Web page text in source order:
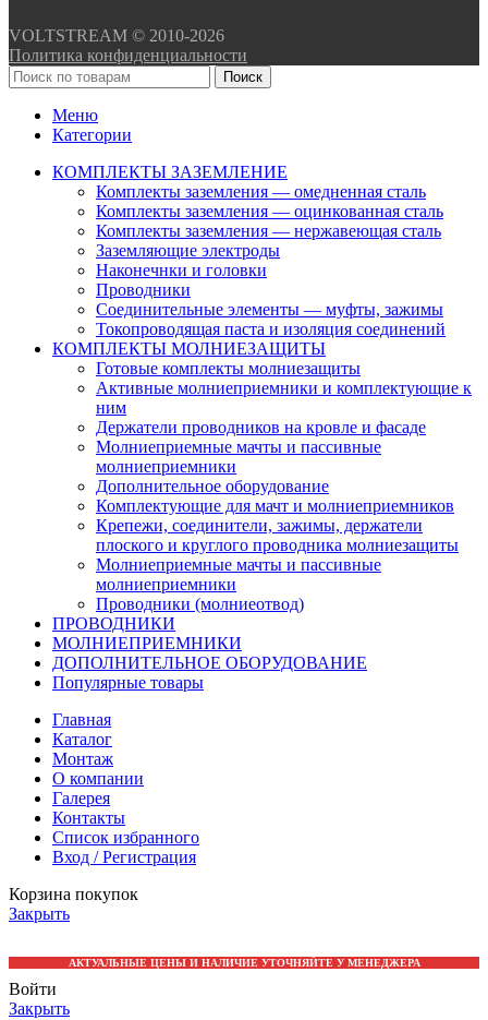
VOLTSTREAM © 2010-2026
Политика конфиденциальности
Поиск
Меню
Категории
КОМПЛЕКТЫ ЗАЗЕМЛЕНИЕ
Комплекты заземления — омедненная сталь
Комплекты заземления — оцинкованная сталь
Комплекты заземления — нержавеющая сталь
Заземляющие электроды
Наконечнки и головки
Проводники
Соединительные элементы — муфты, зажимы
Токопроводящая паста и изоляция соединений
КОМПЛЕКТЫ МОЛНИЕЗАЩИТЫ
Готовые комплекты молниезащиты
Активные молниеприемники и комплектующие к
ним
Держатели проводников на кровле и фасаде
Молниеприемные мачты и пассивные
молниеприемники
Дополнительное оборудование
Комплектующие для мачт и молниеприемников
Крепежи, соединители, зажимы, держатели
плоского и круглого проводника молниезащиты
Молниеприемные мачты и пассивные
молниеприемники
Проводники (молниеотвод)
ПРОВОДНИКИ
МОЛНИЕПРИЕМНИКИ
ДОПОЛНИТЕЛЬНОЕ ОБОРУДОВАНИЕ
Популярные товары
Главная
Каталог
Монтаж
О компании
Галерея
Контакты
Список избранного
Вход / Регистрация
Корзина покупок
Закрыть
АКТУАЛЬНЫЕ ЦЕНЫ И НАЛИЧИЕ УТОЧНЯЙТЕ У МЕНЕДЖЕРА
Войти
Закрыть